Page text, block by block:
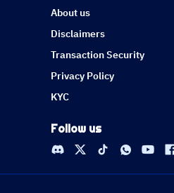
About us
Disclaimers
Transaction Security
Privacy Policy
KYC
Follow us